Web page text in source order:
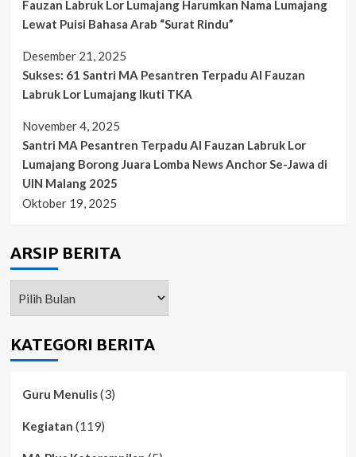
Fauzan Labruk Lor Lumajang Harumkan Nama Lumajang
Lewat Puisi Bahasa Arab “Surat Rindu”
Desember 21, 2025
Sukses: 61 Santri MA Pesantren Terpadu Al Fauzan
Labruk Lor Lumajang Ikuti TKA
November 4, 2025
Santri MA Pesantren Terpadu Al Fauzan Labruk Lor
Lumajang Borong Juara Lomba News Anchor Se-Jawa di
UIN Malang 2025
Oktober 19, 2025
ARSIP BERITA
KATEGORI BERITA
Guru Menulis(3)
Kegiatan (119)